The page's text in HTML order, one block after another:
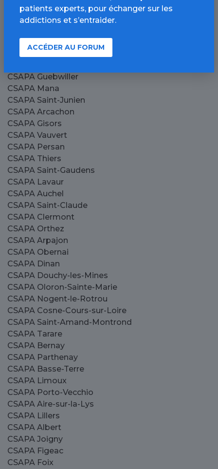
CSAPA Villefranche-de-Rouergue
CSAPA Yvetot
CSAPA Bellegarde-sur-Valserine
CSAPA Guebwiller
CSAPA Mana
CSAPA Saint-Junien
CSAPA Arcachon
CSAPA Gisors
CSAPA Vauvert
CSAPA Persan
CSAPA Thiers
CSAPA Saint-Gaudens
CSAPA Lavaur
CSAPA Auchel
CSAPA Saint-Claude
CSAPA Clermont
CSAPA Orthez
CSAPA Arpajon
CSAPA Obernai
CSAPA Dinan
CSAPA Douchy-les-Mines
CSAPA Oloron-Sainte-Marie
CSAPA Nogent-le-Rotrou
CSAPA Cosne-Cours-sur-Loire
CSAPA Saint-Amand-Montrond
CSAPA Tarare
CSAPA Bernay
CSAPA Parthenay
CSAPA Basse-Terre
CSAPA Limoux
CSAPA Porto-Vecchio
CSAPA Aire-sur-la-Lys
CSAPA Lillers
CSAPA Albert
CSAPA Joigny
CSAPA Figeac
CSAPA Foix
patients experts, pour échanger sur les
addictions et s’entraider.
ACCÉDER AU FORUM